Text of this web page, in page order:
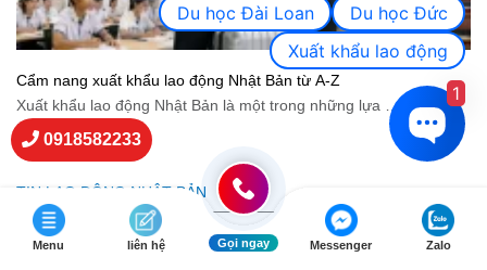
Cẩm nang xuất khẩu lao động Nhật Bản từ A-Z
Xuất khẩu lao động Nhật Bản là một trong những lựa …
Xem
thêm
TIN LAO ĐỘNG NHẬT BẢN
0918582233
Menu liên hệ Gọi ngay Messenger Zalo
Du học Đài Loan
Du học Đức
Xuất khẩu lao động
1